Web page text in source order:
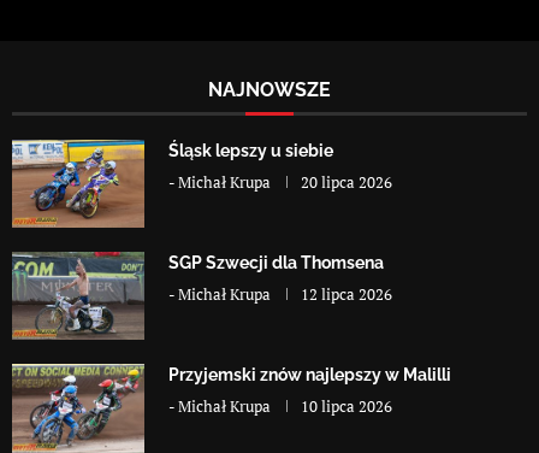
NAJNOWSZE
Śląsk lepszy u siebie
-Michał Krupa 20 lipca 2026
SGP Szwecji dla Thomsena
-Michał Krupa 12 lipca 2026
Przyjemski znów najlepszy w Malilli
-Michał Krupa 10 lipca 2026